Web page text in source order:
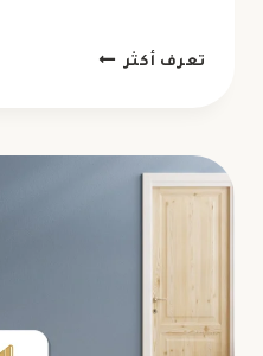
تعرف أكثر تركيب
ابوظبي